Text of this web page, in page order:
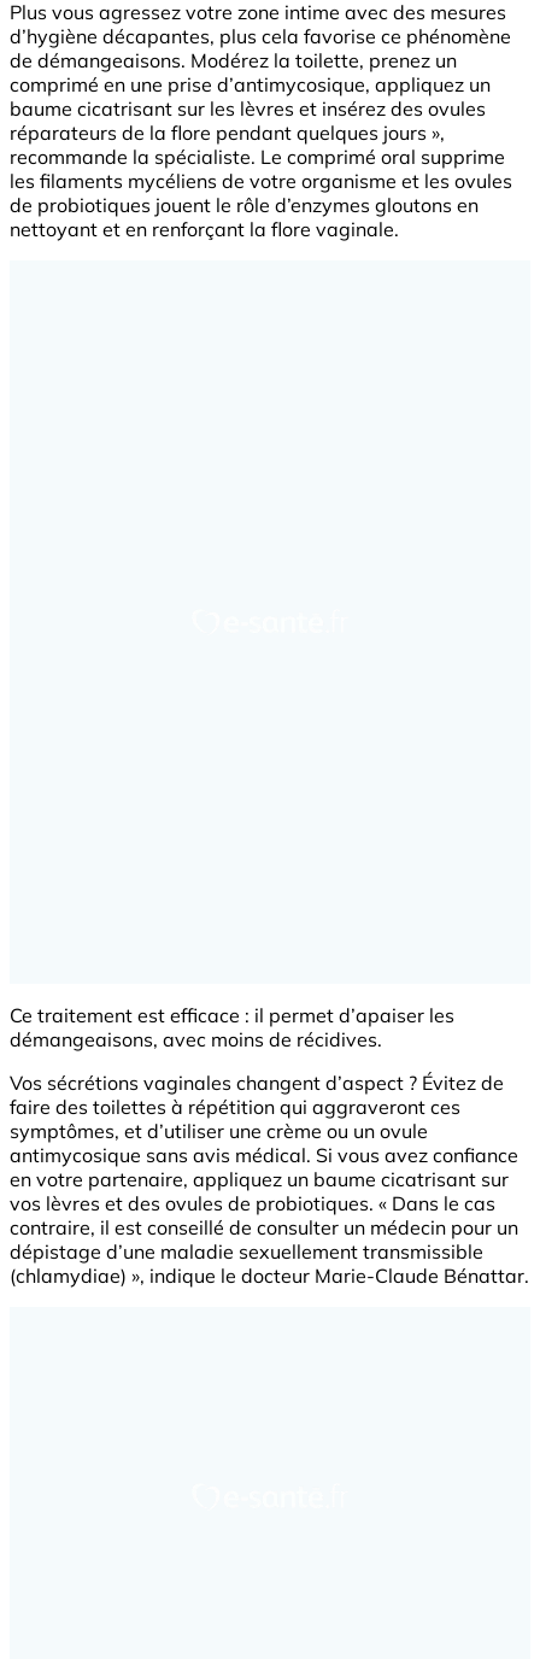
Plus vous agressez votre zone intime avec des mesures
d’hygiène décapantes, plus cela favorise ce phénomène
de démangeaisons. Modérez la toilette, prenez un
comprimé en une prise d’antimycosique, appliquez un
baume cicatrisant sur les lèvres et insérez des ovules
réparateurs de la flore pendant quelques jours »,
recommande la spécialiste. Le comprimé oral supprime
les filaments mycéliens de votre organisme et les ovules
de probiotiques jouent le rôle d’enzymes gloutons en
nettoyant et en renforçant la flore vaginale.
Ce traitement est efficace : il permet d’apaiser les
démangeaisons, avec moins de récidives.
Vos sécrétions vaginales changent d’aspect ? Évitez de
faire des toilettes à répétition qui aggraveront ces
symptômes, et d’utiliser une crème ou un ovule
antimycosique sans avis médical. Si vous avez confiance
en votre partenaire, appliquez un baume cicatrisant sur
vos lèvres et des ovules de probiotiques. « Dans le cas
contraire, il est conseillé de consulter un médecin pour un
dépistage d’une maladie sexuellement transmissible
(chlamydiae) », indique le docteur Marie-Claude Bénattar.